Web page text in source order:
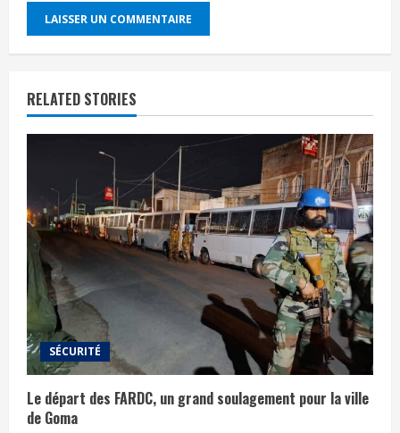
RELATED STORIES
SÉCURITÉ
Le départ des FARDC, un grand soulagement pour la ville
de Goma